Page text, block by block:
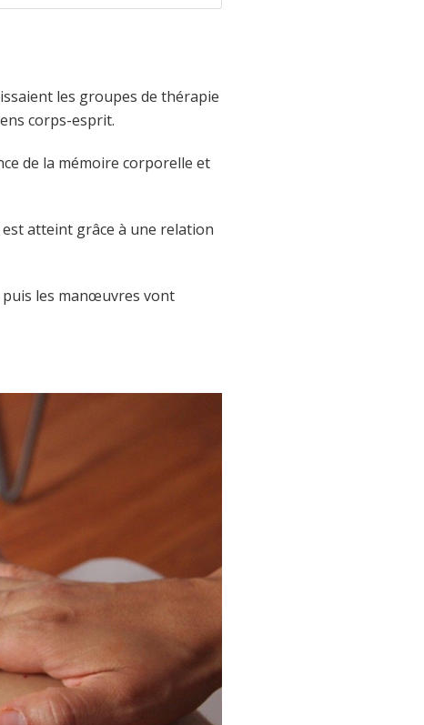
les groupes de thérapie
corps-esprit.
de la mémoire corporelle et
est atteint grâce à une relation
puis les manœuvres vont